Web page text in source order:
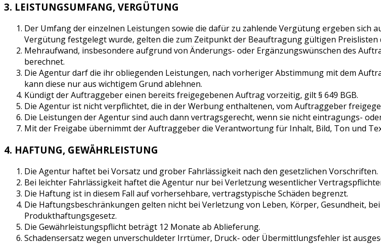
3. LEISTUNGSUMFANG, VERGÜTUNG
Der Umfang der einzelnen Leistungen sowie die dafür zu zahlende Vergütung ergeben sich
Vergütung festgelegt wurde, gelten die zum Zeitpunkt der Beauftragung gültigen Preislisten
Mehraufwand, insbesondere aufgrund von Änderungs- oder Ergänzungswünschen des
berechnet.
Die Agentur darf die ihr obliegenden Leistungen, nach vorheriger Abstimmung mit dem
kann diese nur aus wichtigem Grund ablehnen.
Kündigt der Auftraggeber einen bereits freigegebenen Auftrag vorzeitig, gilt § 649 BGB.
Die Agentur ist nicht verpflichtet, die in der Werbung enthaltenen, vom Auftraggeber
Die Leistungen der Agentur sind auch dann vertragsgerecht, wenn sie nicht eintragungs-
Mit der Freigabe übernimmt der Auftraggeber die Verantwortung für Inhalt, Bild, Ton und
4. HAFTUNG, GEWÄHRLEISTUNG
Die Agentur haftet bei Vorsatz und grober Fahrlässigkeit nach den gesetzlichen Vorschriften.
Bei leichter Fahrlässigkeit haftet die Agentur nur bei Verletzung wesentlicher
Die Haftung ist in diesem Fall auf vorhersehbare, vertragstypische Schäden begrenzt.
Die Haftungsbeschränkungen gelten nicht bei Verletzung von Leben, Körper, Gesundheit,
Produkthaftungsgesetz.
Die Gewährleistungspflicht beträgt 12 Monate ab Ablieferung.
Schadensersatz wegen unverschuldeter Irrtümer, Druck- oder Übermittlungsfehler ist